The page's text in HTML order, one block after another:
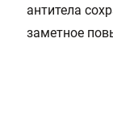
антитела
заметное